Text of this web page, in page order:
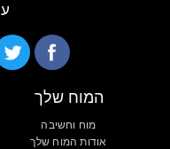
המוח שלך
מוח וחשיבה
אודות המוח שלך